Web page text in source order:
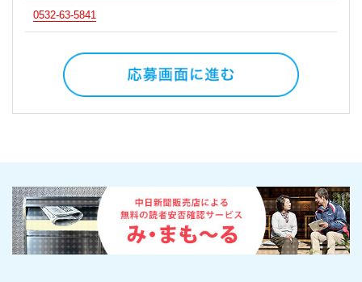
0532-63-5841